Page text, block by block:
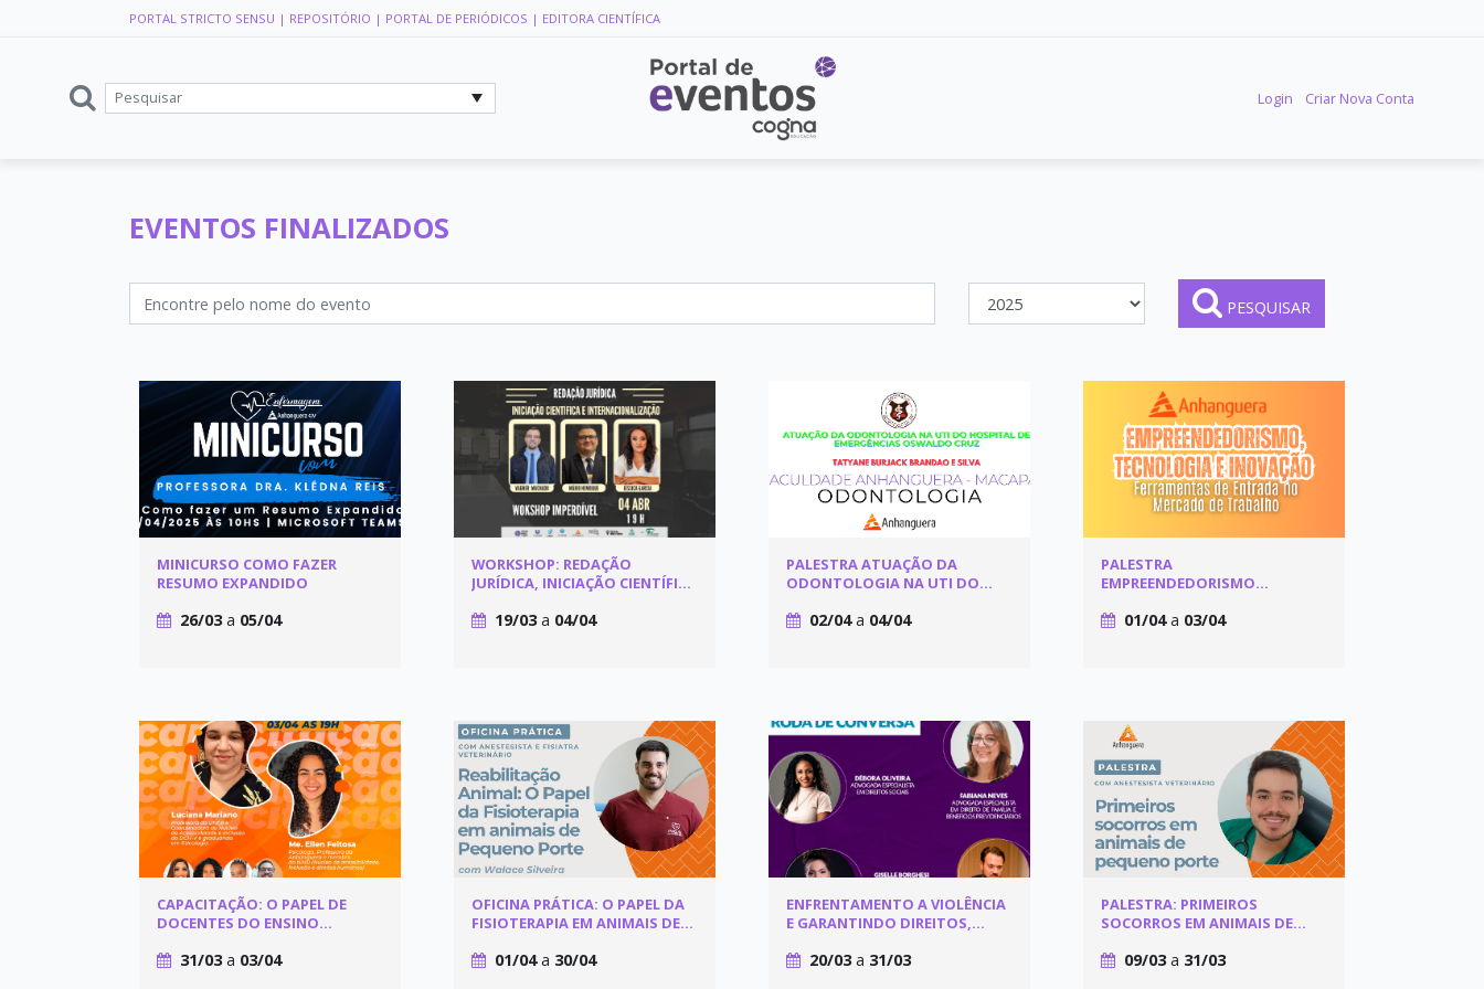
PORTAL STRICTO SENSU | REPOSITÓRIO | PORTAL DE PERIÓDICOS | EDITORA CIENTÍFICA
Login Criar Nova Conta
EVENTOS FINALIZADOS
PESQUISAR
MINICURSO COMO FAZER
RESUMO EXPANDIDO
26/03a 05/04
WORKSHOP: REDAÇÃO
JURÍDICA, INICIAÇÃO CIENTÍFICA
19/03a 04/04
PALESTRA ATUAÇÃO DA
ODONTOLOGIA NA UTI DO
OSWALDO CRUZ
02/04a 04/04
PALESTRA
EMPREENDEDORISMO
FERRAMENTAS DE ENTRADA NO
01/04a 03/04
CAPACITAÇÃO: O PAPEL DE
DOCENTES DO ENSINO
DESAFIOS ENFRENTADOS POR
31/03a 03/04
OFICINA PRÁTICA: O PAPEL DA
FISIOTERAPIA EM ANIMAIS DE
01/04a 30/04
ENFRENTAMENTO A VIOLÊNCIA
E GARANTINDO DIREITOS,
MULHERES
20/03a 31/03
PALESTRA: PRIMEIROS
SOCORROS EM ANIMAIS DE
09/03a 31/03